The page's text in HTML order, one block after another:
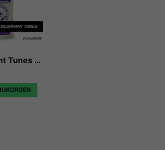
Blackcurrant Tunes - Flavour Boss